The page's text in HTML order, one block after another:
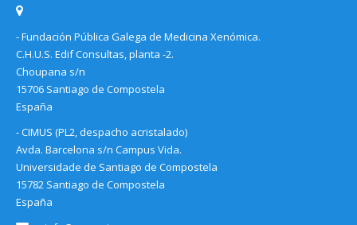
- Fundación Pública Galega de Medicina Xenómica.
C.H.U.S. Edif Consultas, planta -2.
Choupana s/n
15706 Santiago de Compostela
España
- CIMUS (PL2, despacho acristalado)
Avda. Barcelona s/n Campus Vida.
Universidade de Santiago de Compostela
15782 Santiago de Compostela
España